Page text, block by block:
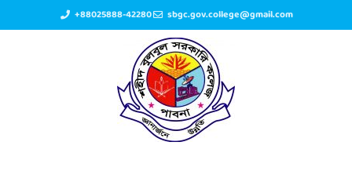
+88025888-42280 sbgc.gov.college@gmail.com